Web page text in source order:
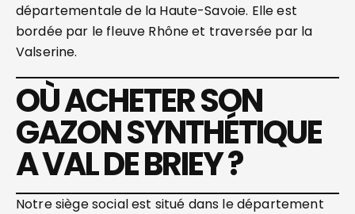
départementale de la Haute-Savoie. Elle est
bordée par le fleuve Rhône et traversée par la
Valserine.
OÙ ACHETER SON
GAZON SYNTHÉTIQUE
A VAL DE BRIEY ?
Notre siège social est situé dans le département